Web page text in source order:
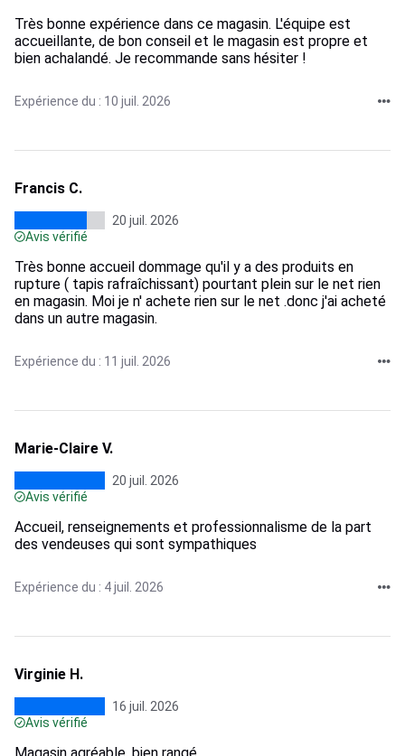
Très bonne expérience dans ce magasin. L'équipe est
accueillante, de bon conseil et le magasin est propre et
bien achalandé. Je recommande sans hésiter !
Expérience du : 10 juil. 2026
Francis C.
20 juil. 2026
Avis vérifié
Très bonne accueil dommage qu'il y a des produits en
rupture ( tapis rafraîchissant) pourtant plein sur le net rien
en magasin. Moi je n' achete rien sur le net .donc j'ai acheté
dans un autre magasin.
Expérience du : 11 juil. 2026
Marie-Claire V.
20 juil. 2026
Avis vérifié
Accueil, renseignements et professionnalisme de la part
des vendeuses qui sont sympathiques
Expérience du : 4 juil. 2026
Virginie H.
16 juil. 2026
Avis vérifié
Magasin agréable, bien rangé